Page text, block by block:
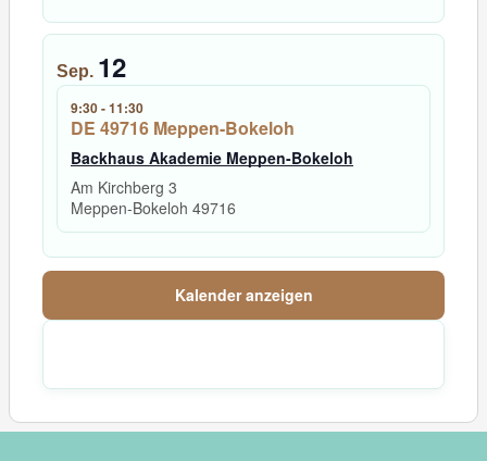
Sep. 12
9:30-11:30
DE 49716 Meppen-Bokeloh
Backhaus Akademie Meppen-Bokeloh
Am Kirchberg 3
Meppen-Bokeloh 49716
Kalender anzeigen